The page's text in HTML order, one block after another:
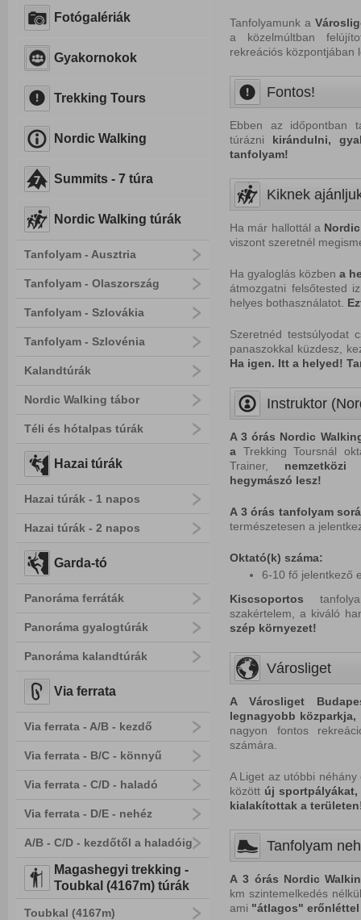
Fotógalériák
Gyakornokok
Trekking Tours
Nordic Walking
Summits - 7 túra
Nordic Walking túrák
Tanfolyam - Ausztria
Tanfolyam - Olaszország
Tanfolyam - Szlovákia
Tanfolyam - Szlovénia
Kalandtúrák
Nordic Walking tábor
Téli és hótalpas túrák
Hazai túrák
Hazai túrák - 1 napos
Hazai túrák - 2 napos
Garda-tó
Panoráma ferráták
Panoráma gyalogtúrák
Panoráma kalandtúrák
Via ferrata
Via ferrata - A/B - kezdő
Via ferrata - B/C - könnyű
Via ferrata - C/D - haladó
Via ferrata - D/E - nehéz
A/B - C/D - kezdőtől a haladóig
Magashegyi trekking -
Toubkal (4167m) túrák
Toubkal (4167m)
Tanfolyamunk a
a közelmúltban
rekreációs központjában
Fontos!
Ebben az időpontban
túrázni kirándulni,
tanfolyam!
Kiknek
Ha már hallottál a
viszont szeretnél
Ha gyaloglás közben a
átmozgatni felsőtested
helyes bothasználatot.
Szeretnéd testsúlyodat
panaszokkal küzdesz,
Ha igen. Itt a helyed!
Instruktor
A 3 órás Nordic
a Trekking Toursnál
Trainer,
hegymászó lesz!
A 3 órás tanfolyam
természetesen a
Oktató(k) száma:
6-10 fő jelentkező
Kiscsoportos
szakértelem, a kiváló
szép környezet!
Városliget
A Városliget
legnagyobb közparkja,
nagyon fontos
számára.
A Liget az utóbbi néhány
között új
kialakítottak a
Tanfolyam
A 3 órás Nordic
km szintemelkedés
ami "átlagos"